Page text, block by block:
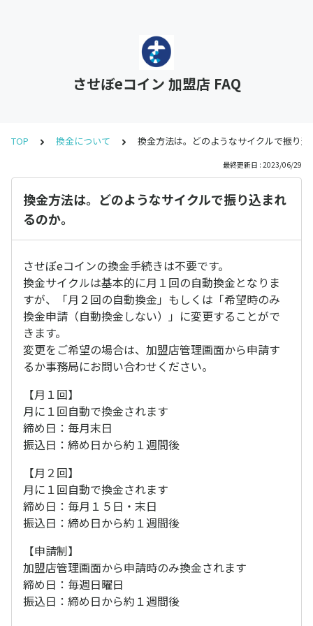
させぼeコイン 加盟店 FAQ
TOP 換金について 換金方法は。どのようなサイクルで振り
最終更新日 : 2023/06/29
換金方法は。どのようなサイクルで振り込まれ
るのか。
させぼeコインの換金手続きは不要です。
換金サイクルは基本的に月１回の自動換金となりま
すが、「月２回の自動換金」もしくは「希望時のみ
換金申請（自動換金しない）」に変更することがで
きます。
変更をご希望の場合は、加盟店管理画面から申請す
るか事務局にお問い合わせください。
【月１回】
月に１回自動で換金されます
締め日：毎月末日
振込日：締め日から約１週間後
【月２回】
月に１回自動で換金されます
締め日：毎月１５日・末日
振込日：締め日から約１週間後
【申請制】
加盟店管理画面から申請時のみ換金されます
締め日：毎週日曜日
振込日：締め日から約１週間後